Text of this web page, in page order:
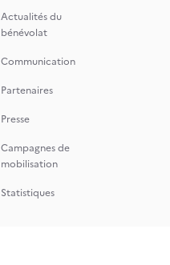
Actualités du
bénévolat
Communication
Partenaires
Presse
Campagnes de
mobilisation
Statistiques